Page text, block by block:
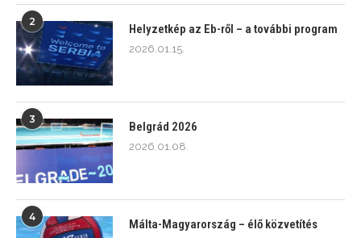
2
Helyzetkép az Eb-ről – a további program
2026.01.15.
3
Belgrád 2026
2026.01.08.
4
Málta-Magyarország – élő közvetítés